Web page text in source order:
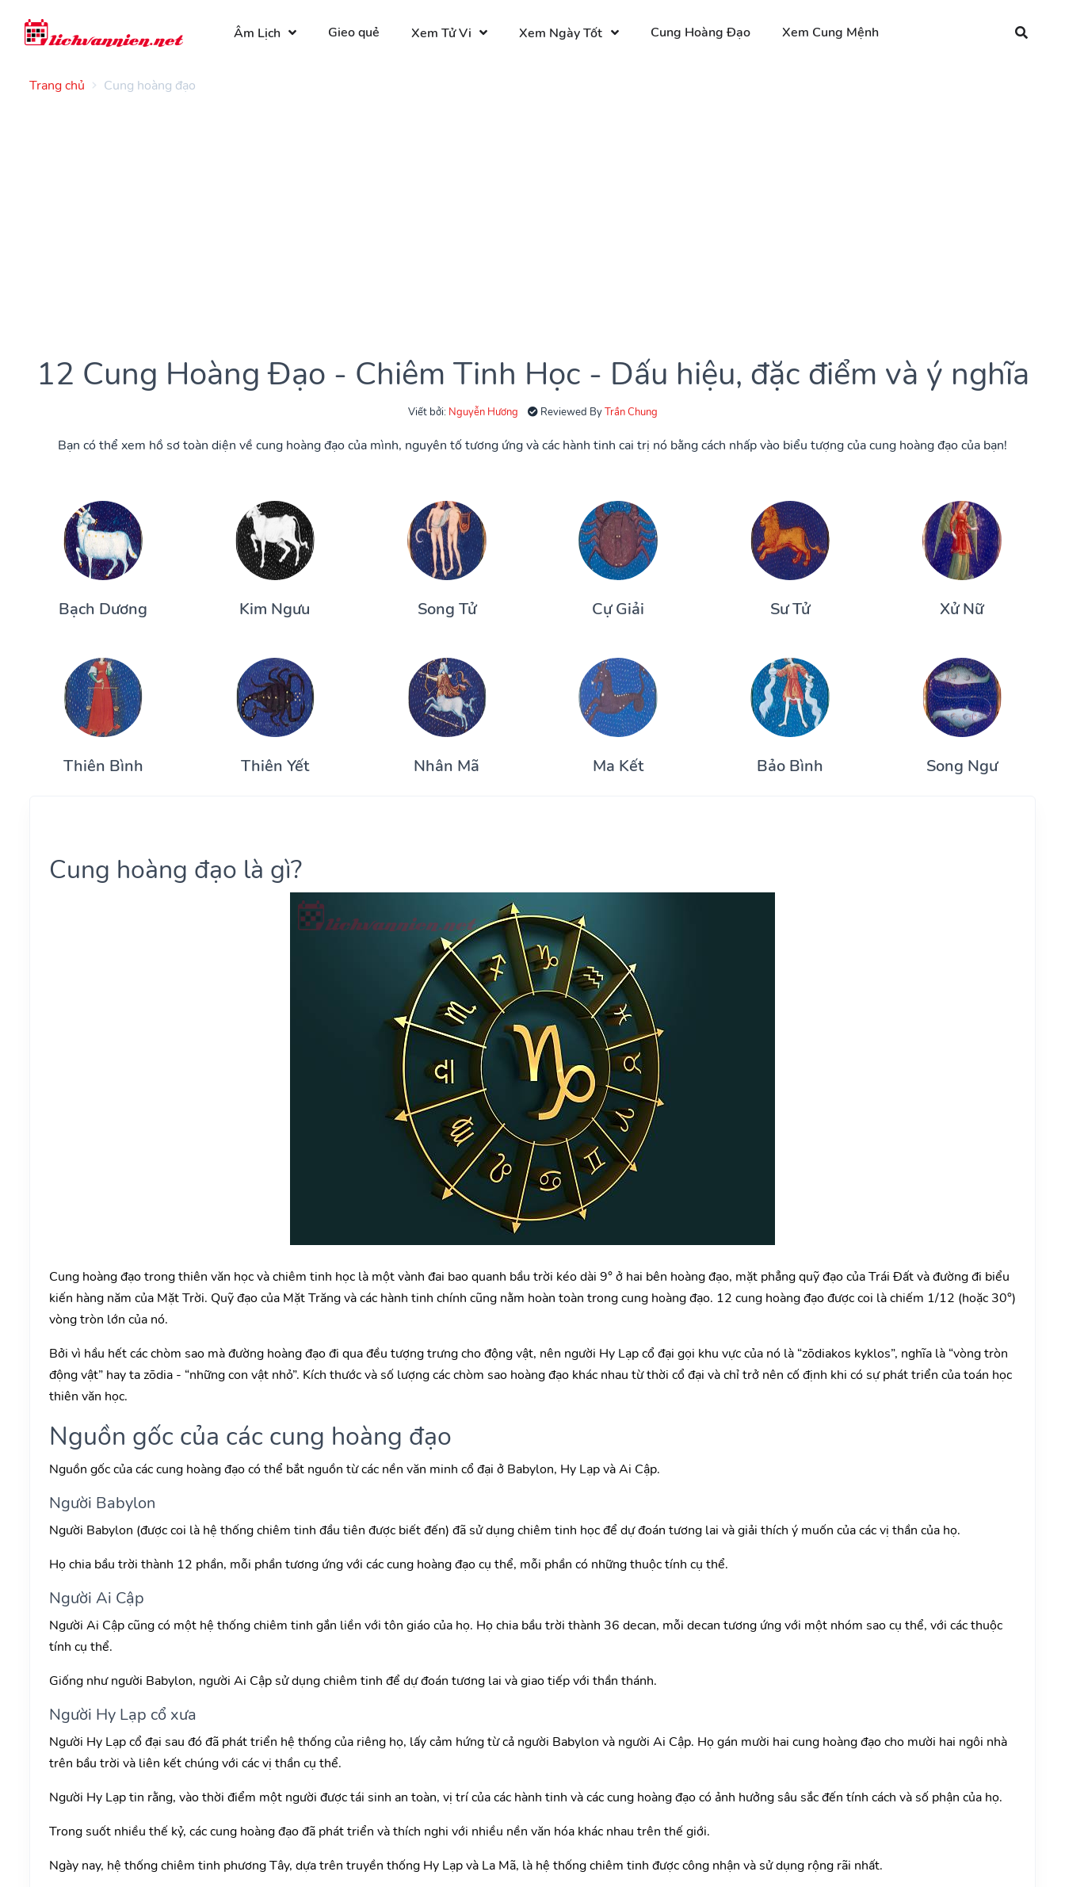
Âm Lịch Gieo quẻ Xem Tử Vi Xem Ngày Tốt Cung Hoàng Đạo Xem Cung Mệnh
Trang chủ Cung hoàng đạo
12 Cung Hoàng Đạo - Chiêm Tinh Học - Dấu hiệu, đặc điểm và ý nghĩa
Viết bởi: Nguyễn Hương Reviewed ByTrần Chung
Bạn có thể xem hồ sơ toàn diện về cung hoàng đạo của mình, nguyên tố tương ứng và các hành tinh cai trị nó bằng cách nhấp vào biểu tượng của cung hoàng đạo của bạn!
Bạch Dương Kim Ngưu Song Tử Cự Giải Sư Tử Xử Nữ
Thiên Bình Thiên Yết Nhân Mã Ma Kết Bảo Bình Song Ngư
Cung hoàng đạo là gì?
Cung hoàng đạo trong thiên văn học và chiêm tinh học là một vành đai bao quanh bầu trời kéo dài 9° ở hai bên hoàng đạo, mặt phẳng quỹ đạo của Trái Đất và đường đi biểu
kiến hàng năm của Mặt Trời. Quỹ đạo của Mặt Trăng và các hành tinh chính cũng nằm hoàn toàn trong cung hoàng đạo. 12 cung hoàng đạo được coi là chiếm 1/12 (hoặc 30°)
vòng tròn lớn của nó.
Bởi vì hầu hết các chòm sao mà đường hoàng đạo đi qua đều tượng trưng cho động vật, nên người Hy Lạp cổ đại gọi khu vực của nó là “zōdiakos kyklos”, nghĩa là “vòng tròn
động vật” hay ta zōdia - “những con vật nhỏ”. Kích thước và số lượng các chòm sao hoàng đạo khác nhau từ thời cổ đại và chỉ trở nên cố định khi có sự phát triển của toán học
thiên văn học.
Nguồn gốc của các cung hoàng đạo
Nguồn gốc của các cung hoàng đạo có thể bắt nguồn từ các nền văn minh cổ đại ở Babylon, Hy Lạp và Ai Cập.
Người Babylon
Người Babylon (được coi là hệ thống chiêm tinh đầu tiên được biết đến) đã sử dụng chiêm tinh học để dự đoán tương lai và giải thích ý muốn của các vị thần của họ.
Họ chia bầu trời thành 12 phần, mỗi phần tương ứng với các cung hoàng đạo cụ thể, mỗi phần có những thuộc tính cụ thể.
Người Ai Cập
Người Ai Cập cũng có một hệ thống chiêm tinh gắn liền với tôn giáo của họ. Họ chia bầu trời thành 36 decan, mỗi decan tương ứng với một nhóm sao cụ thể, với các thuộc
tính cụ thể.
Giống như người Babylon, người Ai Cập sử dụng chiêm tinh để dự đoán tương lai và giao tiếp với thần thánh.
Người Hy Lạp cổ xưa
Người Hy Lạp cổ đại sau đó đã phát triển hệ thống của riêng họ, lấy cảm hứng từ cả người Babylon và người Ai Cập. Họ gán mười hai cung hoàng đạo cho mười hai ngôi nhà
trên bầu trời và liên kết chúng với các vị thần cụ thể.
Người Hy Lạp tin rằng, vào thời điểm một người được tái sinh an toàn, vị trí của các hành tinh và các cung hoàng đạo có ảnh hưởng sâu sắc đến tính cách và số phận của họ.
Trong suốt nhiều thế kỷ, các cung hoàng đạo đã phát triển và thích nghi với nhiều nền văn hóa khác nhau trên thế giới.
Ngày nay, hệ thống chiêm tinh phương Tây, dựa trên truyền thống Hy Lạp và La Mã, là hệ thống chiêm tinh được công nhận và sử dụng rộng rãi nhất.